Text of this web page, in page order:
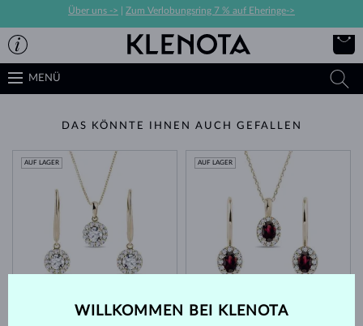
Über uns -> Zum Verlobungsring 7 % auf Eheringe->
MENÜ
DAS KÖNNTE IHNEN AUCH GEFALLEN
DIAMANT & DIAMANTEN
AUF LAGER
6 131 €
GRANAT & DIAMANTEN
AUF LAGER
WILLKOMMEN BEI KLENOTA